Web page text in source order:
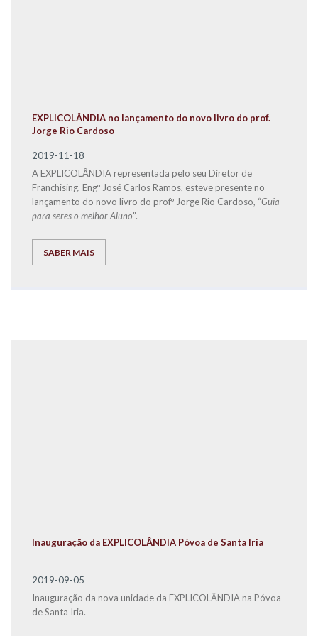
EXPLICOLÂNDIA no lançamento do novo livro do prof.
Jorge Rio Cardoso
2019-11-18
A EXPLICOLÂNDIA representada pelo seu Diretor de
Franchising, Engº José Carlos Ramos, esteve presente no
lançamento do novo livro do profº Jorge Rio Cardoso, “Guia
para seres o melhor Aluno”.
SABER MAIS
Inauguração da EXPLICOLÂNDIA Póvoa de Santa Iria
2019-09-05
Inauguração da nova unidade da EXPLICOLÂNDIA na Póvoa
de Santa Iria.